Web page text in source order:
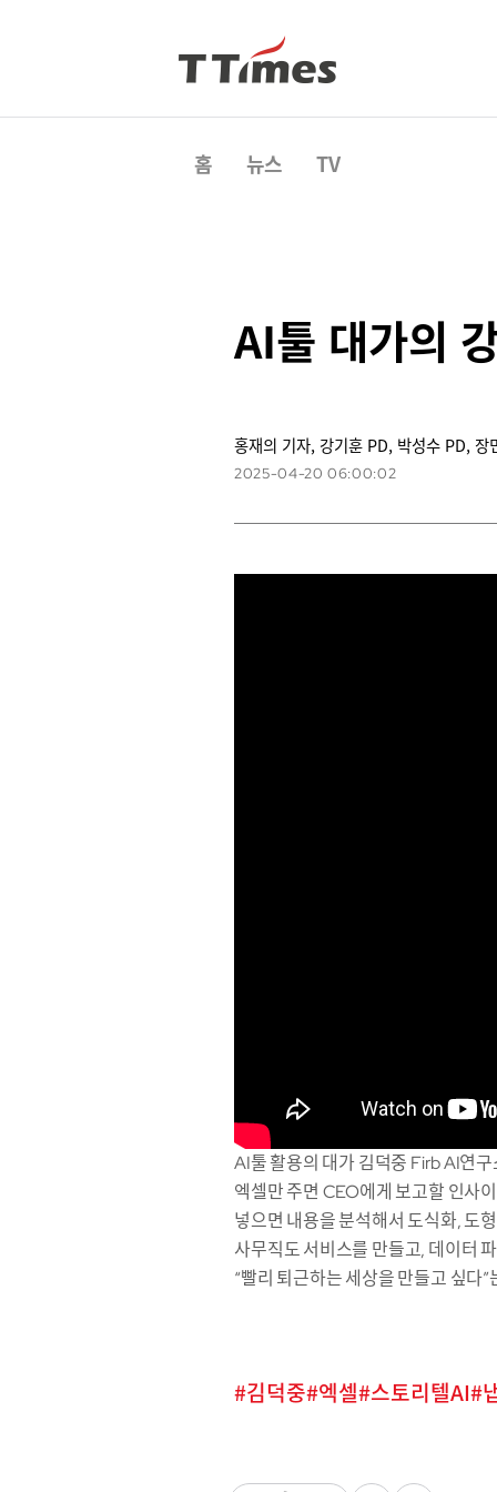
홈 뉴스 TV
AI툴 대가의
AI툴 활용의 대가 김덕중 Firb AI연
엑셀만 주면 CEO에게 보고할 인사
넣으면 내용을 분석해서 도식화, 도
사무직도 서비스를 만들고, 데이터
“빨리 퇴근하는 세상을 만들고 싶다
홍재의 기자, 강기훈 PD, 박성수 PD, 장
2025-04-20 06:00:02
김덕중 엑셀 스토리텔AI